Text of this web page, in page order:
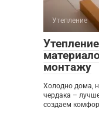
Утепление
монтажу
Холодно дома,
чердака –
создаем